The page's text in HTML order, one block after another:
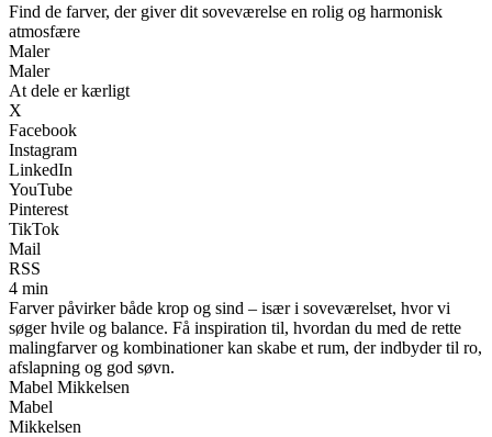
Find de farver, der giver dit soveværelse en rolig og harmonisk
atmosfære
Maler
Maler
At dele er kærligt
X
Facebook
Instagram
LinkedIn
YouTube
Pinterest
TikTok
Mail
RSS
4 min
Farver påvirker både krop og sind – især i soveværelset, hvor vi
søger hvile og balance. Få inspiration til, hvordan du med de rette
malingfarver og kombinationer kan skabe et rum, der indbyder til ro,
afslapning og god søvn.
Mabel Mikkelsen
Mabel
Mikkelsen